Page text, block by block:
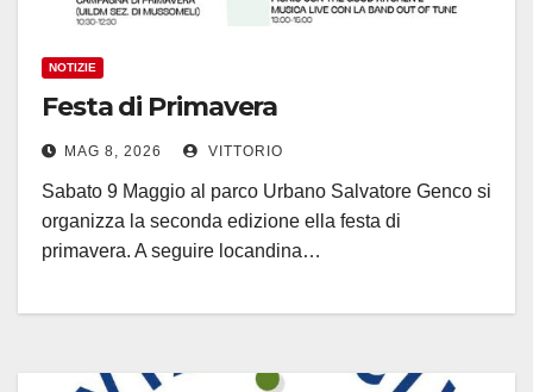
NOTIZIE
Festa di Primavera
MAG 8, 2026 VITTORIO
Sabato 9 Maggio al parco Urbano Salvatore Genco si
organizza la seconda edizione ella festa di
primavera. A seguire locandina…